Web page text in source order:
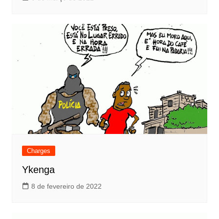
Charges
Ykenga
8 de fevereiro de 2022